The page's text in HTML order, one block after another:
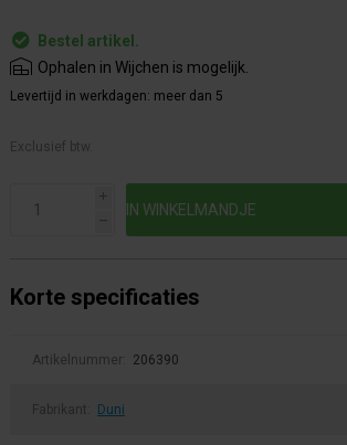
Bestel artikel.
Ophalen in Wijchen is mogelijk.
Levertijd in werkdagen: meer dan 5
Exclusief btw.
i
h
Korte specificaties
Artikelnummer: 206390
Fabrikant: Duni